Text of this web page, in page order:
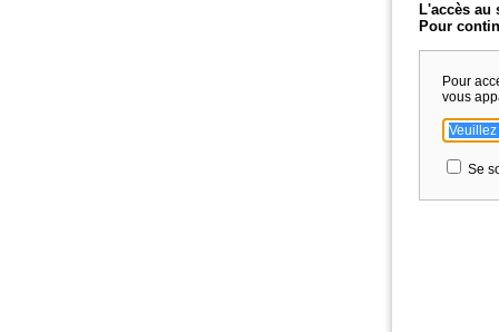
L'accès au
Pour
Pour
vous
Se